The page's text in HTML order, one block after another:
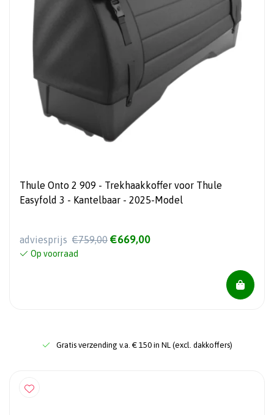
Thule Onto 2 909 - Trekhaakkoffer voor Thule
Easyfold 3 - Kantelbaar - 2025-Model
adviesprijs €759,00 €669,00
Op voorraad
Gratis verzending v.a. € 150 in NL (excl. dakkoffers)